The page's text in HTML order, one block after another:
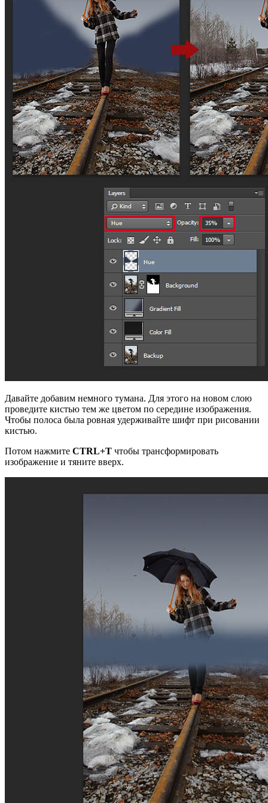
Давайте добавим немного тумана. Для этого на новом слою
проведите кистью тем же цветом по середине изображения.
Чтобы полоса была ровная удерживайте шифт при рисовании
кистью.
Потом нажмите CTRL+T чтобы трансформировать
изображение и тяните вверх.